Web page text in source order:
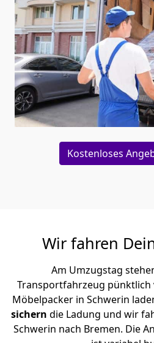
Kostenloses
Wir fahren
Am Umzugstag
Transportfahrzeug pünktlich
Möbelpacker in Schwerin
sichern die Ladung und wir
Schwerin nach Bremen. Die